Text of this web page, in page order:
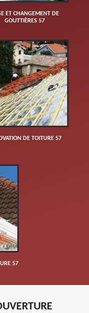
ET CHANGEMENT DE
GOUTTIÈRES 57
DE TOITURE 57
57